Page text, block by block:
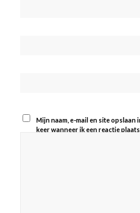
Mijn naam, e-mail en site
keer wanneer ik een reactie